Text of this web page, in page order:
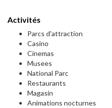
Activités
Parcs d'attraction
Casino
Cinemas
Musees
National Parc
Restaurants
Magasin
Animations nocturnes